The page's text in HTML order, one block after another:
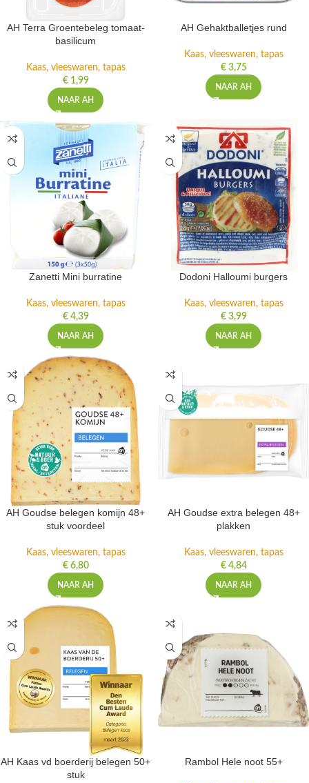
AH Terra Groentebeleg tomaat-
basilicum
Kaas, vleeswaren, tapas
€1,99
NAAR AH
AH Gehaktballetjes rund
Kaas, vleeswaren, tapas
€3,75
NAAR AH
Zanetti Mini burratine
Kaas, vleeswaren, tapas
€4,39
NAAR AH
Dodoni Halloumi burgers
Kaas, vleeswaren, tapas
€3,99
NAAR AH
AH Goudse belegen komijn 48+
stuk voordeel
Kaas, vleeswaren, tapas
€6,80
NAAR AH
AH Goudse extra belegen 48+
plakken
Kaas, vleeswaren, tapas
€4,84
NAAR AH
AH Kaas vd boerderij belegen 50+
stuk
Rambol Hele noot 55+